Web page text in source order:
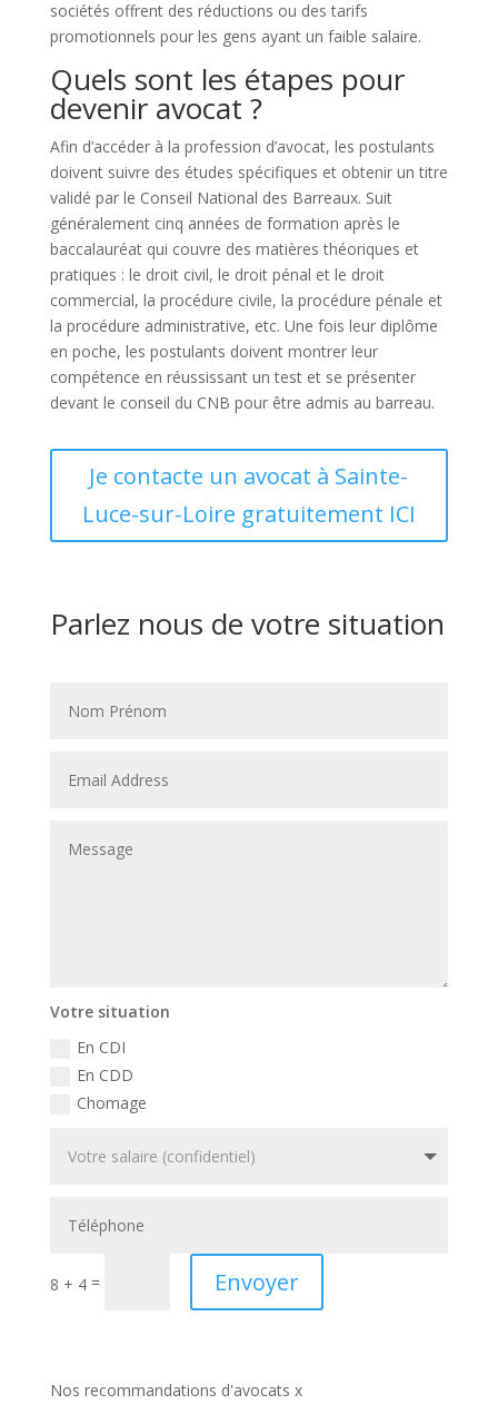
sociétés offrent des réductions ou des tarifs
promotionnels pour les gens ayant un faible salaire.
Quels sont les étapes pour
devenir avocat ?
Afin d’accéder à la profession d’avocat, les postulants
doivent suivre des études spécifiques et obtenir un titre
validé par le Conseil National des Barreaux. Suit
généralement cinq années de formation après le
baccalauréat qui couvre des matières théoriques et
pratiques : le droit civil, le droit pénal et le droit
commercial, la procédure civile, la procédure pénale et
la procédure administrative, etc. Une fois leur diplôme
en poche, les postulants doivent montrer leur
compétence en réussissant un test et se présenter
devant le conseil du CNB pour être admis au barreau.
Je contacte un avocat à Sainte-
Luce-sur-Loire gratuitement ICI
Parlez nous de votre situation
Votre situation
En CDI
En CDD
Chomage
8 + 4= Envoyer
Nos recommandations d'avocats x